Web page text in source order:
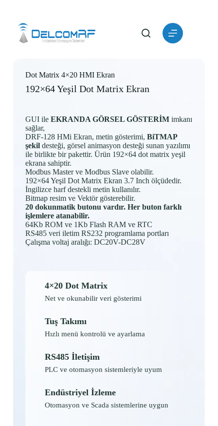
content
Dot Matrix 4×20 HMI Ekran
192×64 Yeşil Dot Matrix Ekran
GUI ile EKRANDA GÖRSEL GÖSTERİMimkanı
sağlar,
DRF-128 HMi Ekran, metin gösterimi, BiTMAP
şekildesteği, görsel animasyon desteği sunan yazılımı
ile birlikte bir pakettir. Ürün 192×64 dot matrix yeşil
ekrana sahiptir.
Modbus Master ve Modbus Slave olabilir.
192×64 Yeşil Dot Matrix Ekran 3.7 Inch ölçüdedir.
İngilizce harf destekli metin kullanılır.
Bitmap resim ve Vektör gösterebilir.
20 dokunmatik butonu vardır. Her buton farklı
işlemlere atanabilir.
64Kb ROM ve 1Kb Flash RAM ve RTC
RS485 veri iletim RS232 programlama portları
Çalışma voltaj aralığı: DC20V-DC28V
4×20 Dot Matrix
Net ve okunabilir veri gösterimi
Tuş Takımı
Hızlı menü kontrolü ve ayarlama
RS485 İletişim
PLC ve otomasyon sistemleriyle uyum
Endüstriyel İzleme
Otomasyon ve Scada sistemlerine uygun